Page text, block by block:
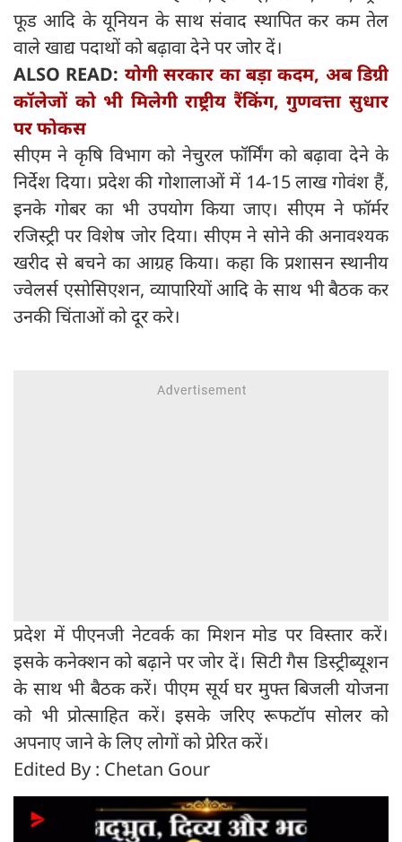
फूड आदि के यूनियन के साथ संवाद स्थापित कर कम तेल
वाले खाद्य पदाथों को बढ़ावा देने पर जोर दें।
ALSO READ: योगी सरकार का बड़ा कदम, अब डिग्री
कॉलेजों को भी मिलेगी राष्ट्रीय रैंकिंग, गुणवत्ता सुधार
पर फोकस
सीएम ने कृषि विभाग को नेचुरल फॉर्मिंग को बढ़ावा देने के
निर्देश दिया। प्रदेश की गोशालाओं में 14-15 लाख गोवंश हैं,
इनके गोबर का भी उपयोग किया जाए। सीएम ने फॉर्मर
रजिस्ट्री पर विशेष जोर दिया। सीएम ने सोने की अनावश्यक
खरीद से बचने का आग्रह किया। कहा कि प्रशासन स्थानीय
ज्वेलर्स एसोसिएशन, व्यापारियों आदि के साथ भी बैठक कर
उनकी चिंताओं को दूर करे।
प्रदेश में पीएनजी नेटवर्क का मिशन मोड पर विस्तार करें।
इसके कनेक्शन को बढ़ाने पर जोर दें। सिटी गैस डिस्ट्रीब्यूशन
के साथ भी बैठक करें। पीएम सूर्य घर मुफ्त बिजली योजना
को भी प्रोत्साहित करें। इसके जरिए रूफटॉप सोलर को
अपनाए जाने के लिए लोगों को प्रेरित करें।
Edited By : Chetan Gour